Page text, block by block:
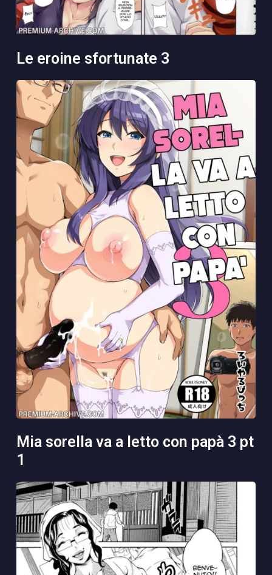
le eroine sfortunate 3
mia sorella va a letto con papà 3 pt
1